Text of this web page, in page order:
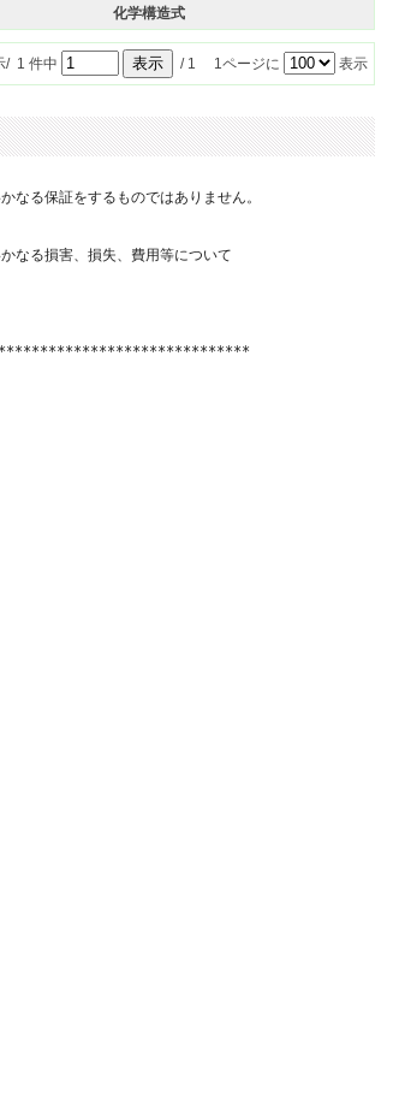
化学構造式
/ 1 件中 / 1 1ページに 表示
なる保証をするものではありません。
なる損害、損失、費用等について